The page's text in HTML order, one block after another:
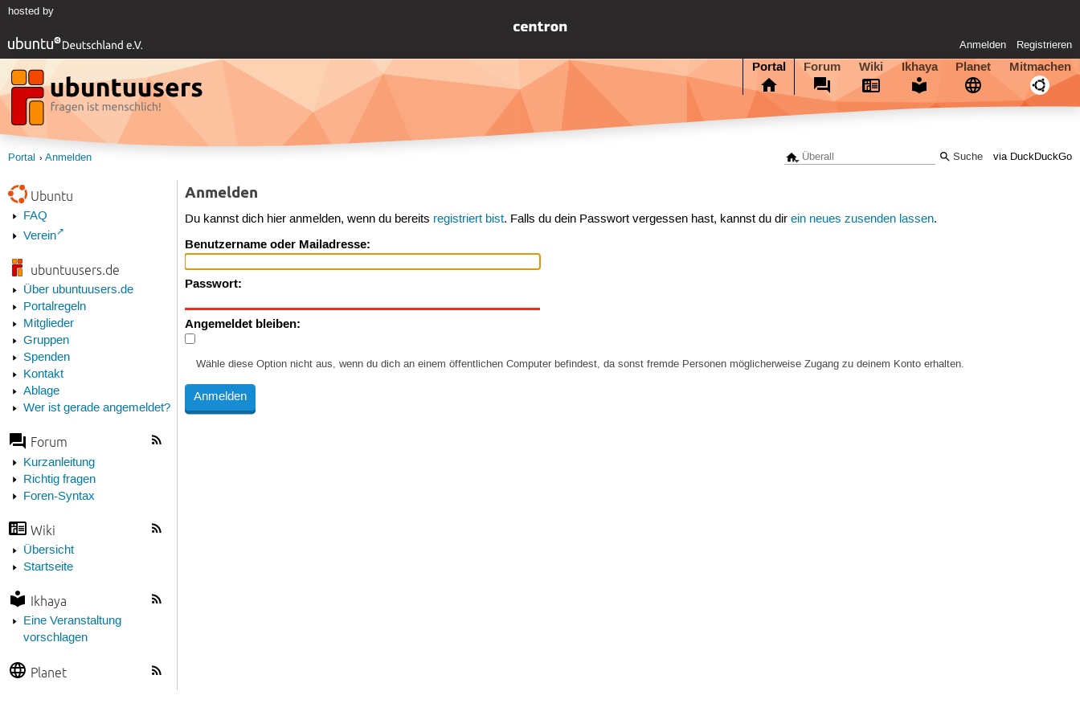
hosted by
Anmelden Registrieren
Portal Forum Wiki Ikhaya Planet Mitmachen
via DuckDuckGo
Portal Anmelden
Ubuntu
FAQ
Verein
ubuntuusers.de
Über ubuntuusers.de
Portalregeln
Mitglieder
Gruppen
Spenden
Kontakt
Ablage
Wer ist gerade angemeldet?
Forum
Kurzanleitung
Richtig fragen
Foren-Syntax
Wiki
Übersicht
Startseite
Ikhaya
Eine Veranstaltung
vorschlagen
Planet
Anmelden
Du kannst dich hier anmelden, wenn du bereits registriert bist. Falls du dein Passwort vergessen hast, kannst du direin neues zusenden lassen.
Benutzername oder Mailadresse:
Passwort:
Angemeldet bleiben:
Wähle diese Option nicht aus, wenn du dich an einem öffentlichen Computer befindest, da sonst fremde Personen möglicherweise Zugang zu deinem Konto erhalten.